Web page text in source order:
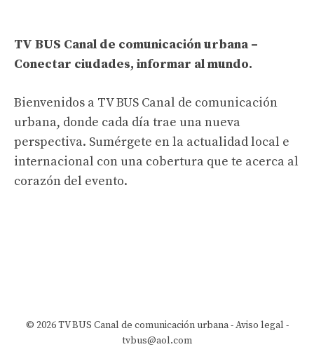
TV BUS Canal de comunicación urbana –
Conectar ciudades, informar al mundo.
Bienvenidos a TV BUS Canal de comunicación
urbana, donde cada día trae una nueva
perspectiva. Sumérgete en la actualidad local e
internacional con una cobertura que te acerca al
corazón del evento.
© 2026 TV BUS Canal de comunicación urbana -Aviso legal -
tvbus@aol.com